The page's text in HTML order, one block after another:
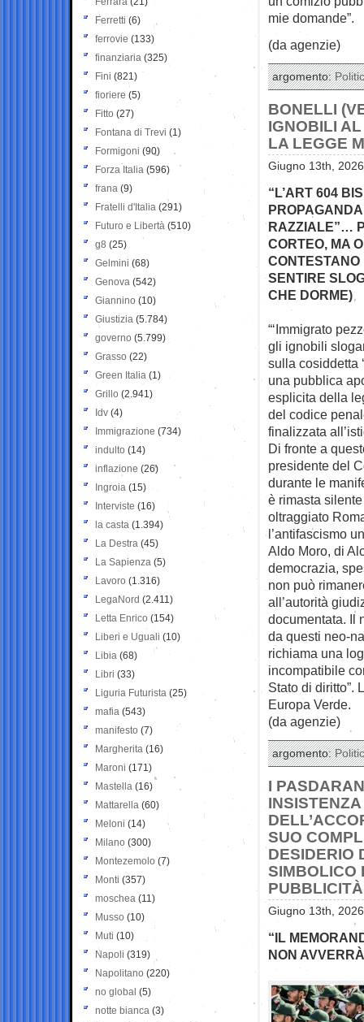
mie domande”.
(da agenzie)
argomento:
BONELLI
IGNOBILI
LA LEGGE
Giugno 13th,
“L’ART 604
RAZZIALE”…
CORTEO, MA
CONTESTANO
SENTIRE
CHE DORME)
“‘Immigrato
gli ignobili
sulla cosiddetta
una pubblica
esplicita della
del codice
finalizzata
Di fronte a
presidente del
durante le
è rimasta
oltraggiato
l’antifascismo
Aldo Moro, di
democrazia,
non può
all’autorità
documentata. Il
da questi neo-
richiama una
incompatibile
Stato di diritto”.
Europa Verde.
(da agenzie)
argomento:
I
SUO
DESIDERIO
SIMBOLICO
Giugno 13th,
“IL
NON
Ferretti (6)
ferrovie (133)
finanziaria (325)
Fini (821)
fioriere (5)
Fitto (27)
Fontana di Trevi (1)
Formigoni (90)
Forza Italia (596)
frana (9)
Fratelli d'Italia (291)
Futuro e Libertà (510)
g8 (25)
Gelmini (68)
Genova (542)
Giannino (10)
Giustizia (5.784)
governo (5.799)
Grasso (22)
Green Italia (1)
Grillo (2.941)
Idv (4)
Immigrazione (734)
indulto (14)
inflazione (26)
Ingroia (15)
Interviste (16)
la casta (1.394)
La Destra (45)
La Sapienza (5)
Lavoro (1.316)
LegaNord (2.411)
Letta Enrico (154)
Liberi e Uguali (10)
Libia (68)
Libri (33)
Liguria Futurista (25)
mafia (543)
manifesto (7)
Margherita (16)
Maroni (171)
Mastella (16)
Mattarella (60)
Meloni (14)
Milano (300)
Montezemolo (7)
Monti (357)
moschea (11)
Musso (10)
Muti (10)
Napoli (319)
Napolitano (220)
no global (5)
notte bianca (3)